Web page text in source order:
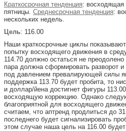
Краткосрочная тенденция: восходящая
пятницы. Среднесрочная тенденция:
нескольких недель.
Цель: 116.00
Наши краткосрочные циклы
попытку восходящего движения в
114.70 должно остаться не
пара должна сформировать разворот
под давлением превалирующей силы
поддержка 113.70 будет пробита, то
и доллар/йена достигнет фигуры
восходящую коррекцию. Однако
благоприятной для восходящего
считаем, что аптренд продлиться до
последнего будет сигнализировать
этом случае наша цель на 116.00